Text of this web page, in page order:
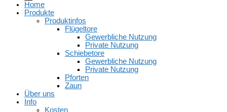
Home
Produkte
Produktinfos
Flügeltore
Gewerbliche Nutzung
Private Nutzung
Schiebetore
Gewerbliche Nutzung
Private Nutzung
Pforten
Zaun
Über uns
Info
Kosten